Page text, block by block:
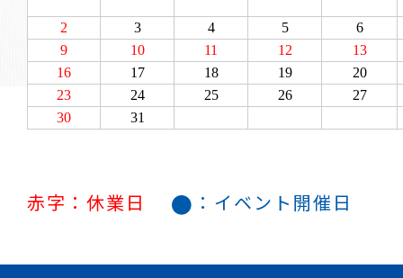
赤字：休業日 ● ：イベント開催日